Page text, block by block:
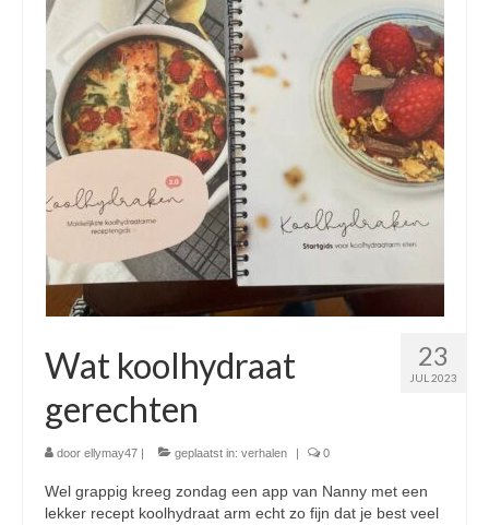
23
JUL 2023
Wat koolhydraat
gerechten
door ellymay47 | geplaatst in: verhalen | 0
Wel grappig kreeg zondag een app van Nanny met een
lekker recept koolhydraat arm echt zo fijn dat je best veel